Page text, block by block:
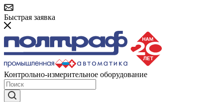
Быстрая заявка
Контрольно-измерительное оборудование